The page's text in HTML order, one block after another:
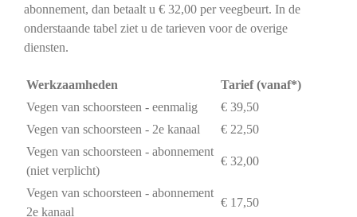
abonnement, dan betaalt u € 32,00 per veegbeurt. In de
onderstaande tabel ziet u de tarieven voor de overige
diensten.
Werkzaamheden
Tarief (vanaf*)
Vegen van schoorsteen - eenmalig
€ 39,50
Vegen van schoorsteen - 2e kanaal
€ 22,50
Vegen van schoorsteen - abonnement
(niet verplicht)
€ 32,00
Vegen van schoorsteen - abonnement
2e kanaal
€ 17,50